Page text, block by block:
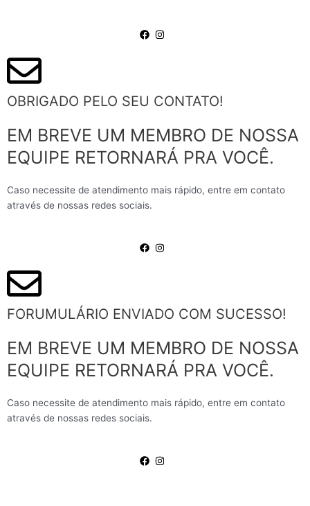
OBRIGADO PELO SEU CONTATO!
EM BREVE UM MEMBRO DE NOSSA
EQUIPE RETORNARÁ PRA VOCÊ.
Caso necessite de atendimento mais rápido, entre em contato
através de nossas redes sociais.
FORUMULÁRIO ENVIADO COM SUCESSO!
EM BREVE UM MEMBRO DE NOSSA
EQUIPE RETORNARÁ PRA VOCÊ.
Caso necessite de atendimento mais rápido, entre em contato
através de nossas redes sociais.